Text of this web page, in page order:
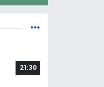
21:30